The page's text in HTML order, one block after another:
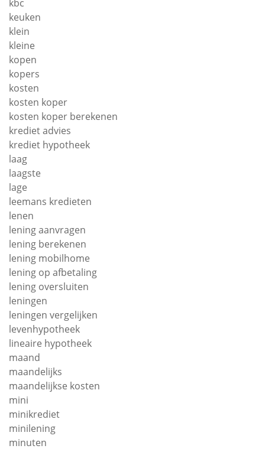
kbc
keuken
klein
kleine
kopen
kopers
kosten
kosten koper
kosten koper berekenen
krediet advies
krediet hypotheek
laag
laagste
lage
leemans kredieten
lenen
lening aanvragen
lening berekenen
lening mobilhome
lening op afbetaling
lening oversluiten
leningen
leningen vergelijken
levenhypotheek
lineaire hypotheek
maand
maandelijks
maandelijkse kosten
mini
minikrediet
minilening
minuten